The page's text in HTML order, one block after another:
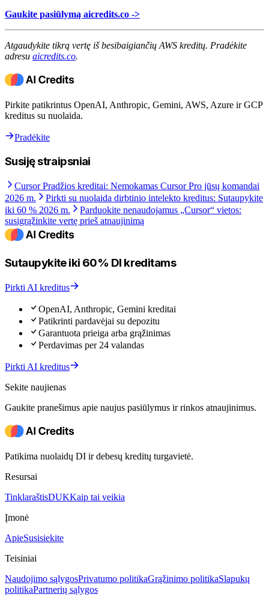
Gaukite pasiūlymą aicredits.co ->
Atgaudykite tikrą vertę iš besibaigiančių AWS kreditų. Pradėkite
adresu aicredits.co.
Pirkite patikrintus OpenAI, Anthropic, Gemini, AWS, Azure ir GCP
kreditus su nuolaida.
Pradėkite
Susiję straipsniai
Cursor Pradžios kreditai: Nemokamas Cursor Pro jūsų komandai
2026 m.
Pirkti su nuolaida dirbtinio intelekto kreditus: Sutaupykite
iki 60 % 2026 m.
Parduokite nenaudojamus „Cursor“ vietos:
susigrąžinkite vertę prieš atnaujinimą
Sutaupykite iki 60% DI kreditams
Pirkti AI kreditus
OpenAI, Anthropic, Gemini kreditai
Patikrinti pardavėjai su depozitu
Garantuota prieiga arba grąžinimas
Perdavimas per 24 valandas
Pirkti AI kreditus
Sekite naujienas
Gaukite pranešimus apie naujus pasiūlymus ir rinkos atnaujinimus.
Patikima nuolaidų DI ir debesų kreditų turgavietė.
Resursai
TinklaraštisDUKKaip tai veikia
Įmonė
ApieSusisiekite
Teisiniai
Naudojimo sąlygosPrivatumo politikaGrąžinimo politikaSlapukų
politikaPartnerių sąlygos